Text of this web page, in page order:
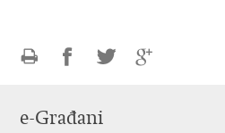
FacebookuTwitteru
e-Građani